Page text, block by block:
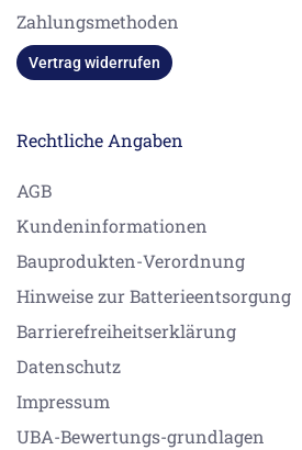
Zahlungsmethoden
Vertrag widerrufen
Rechtliche Angaben
AGB
Kundeninformationen
Bauprodukten-Verordnung
Hinweise zur Batterieentsorgung
Barrierefreiheitserklärung
Datenschutz
Impressum
UBA-Bewertungs-grundlagen